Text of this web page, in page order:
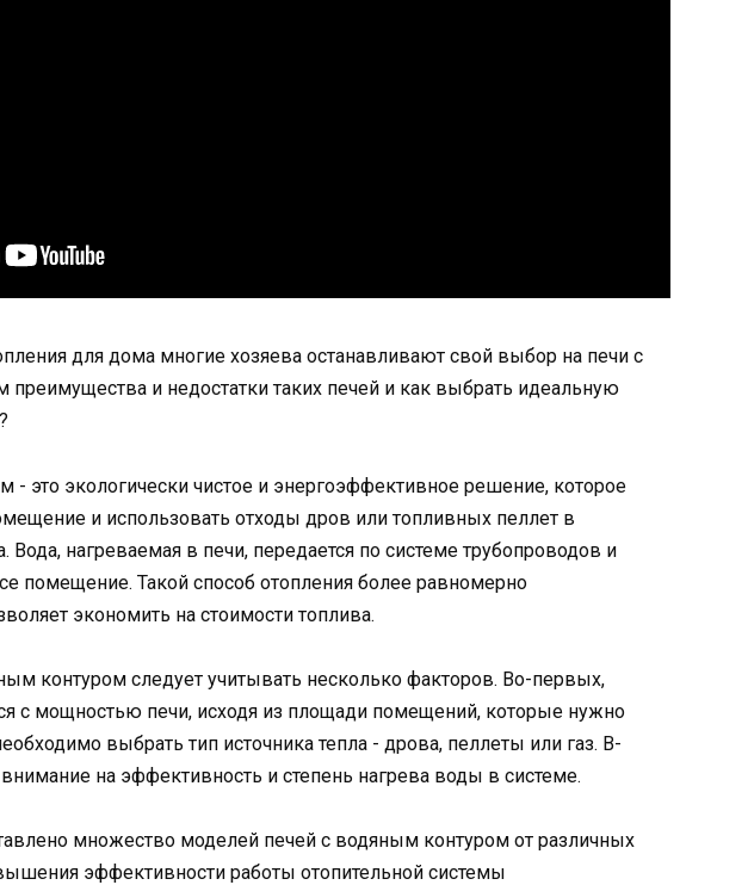
для дома многие хозяева останавливают свой выбор на печи с
и недостатки таких печей и как выбрать идеальную
- это экологически чистое и энергоэффективное решение, которое
и использовать отходы дров или топливных пеллет в
Вода, нагреваемая в печи, передается по системе трубопроводов и
помещение. Такой способ отопления более равномерно
экономить на стоимости топлива.
контуром следует учитывать несколько факторов. Во-первых,
с мощностью печи, исходя из площади помещений, которые нужно
выбрать тип источника тепла - дрова, пеллеты или газ. В-
на эффективность и степень нагрева воды в системе.
множество моделей печей с водяным контуром от различных
эффективности работы отопительной системы